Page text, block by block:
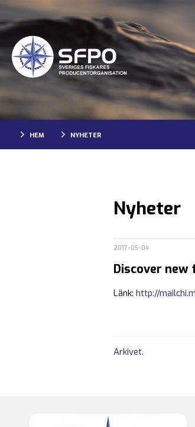
HEM NYHETER
Nyheter
2017-05-04
Discover new
Länk: http://
Arkivet.